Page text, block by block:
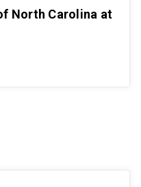
North Carolina at